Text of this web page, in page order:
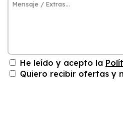
He leído y acepto la
Quiero recibir ofertas y